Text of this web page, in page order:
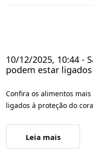
10/12/2025, 10:44 -
podem estar
Confira os alimentos
ligados à proteção do
Leia mais